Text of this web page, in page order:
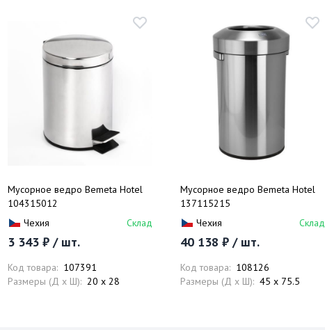
Мусорное ведро Bemeta Hotel
104315012
Чехия
Склад
3 343 ₽ / шт.
Код товара: 107391
Размеры (Д x Ш): 20 x 28
Мусорное ведро Bemeta Hotel
137115215
Чехия
Склад
40 138 ₽ / шт.
Код товара: 108126
Размеры (Д x Ш): 45 x 75.5